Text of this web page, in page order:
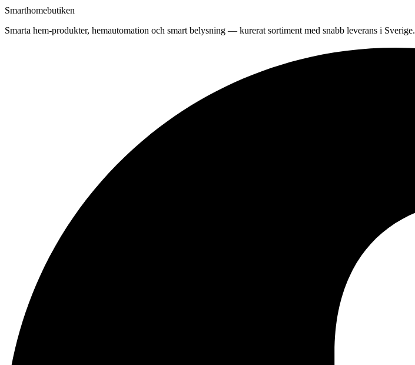
Smarthomebutiken
Smarta hem-produkter, hemautomation och smart belysning — kurerat sortiment med snabb leverans i Sverige.